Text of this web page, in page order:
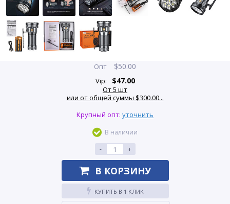
Опт $50.00
Vip: $47.00
От 5 шт
или от общей суммы $300.00...
Крупный опт: уточнить
В наличии
-
+
В КОРЗИНУ
КУПИТЬ В 1 КЛИК